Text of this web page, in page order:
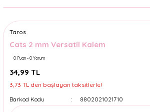
Taros
Cats 2 mm Versatil Kalem
0 Puan - 0 Yorum
34,99 TL
3,73 TL den başlayan taksitlerle!
Barkod Kodu
8802021021710